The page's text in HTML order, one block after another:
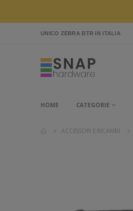
UNICO ZEBRA BTR IN ITALIA
HOME CATEGORIE
ACCESSORI E RICAMBI